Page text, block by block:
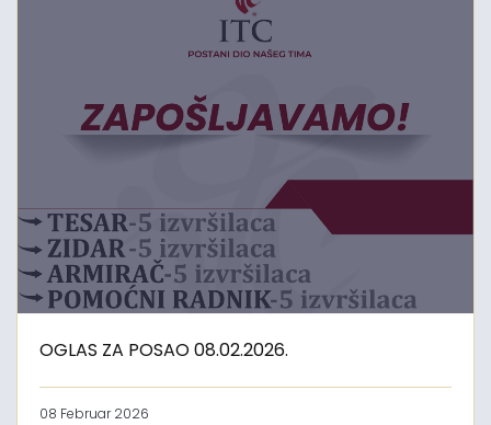
OGLAS ZA POSAO 08.02.2026.
08 Februar 2026